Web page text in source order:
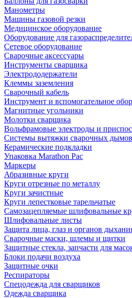
Манометры
Машины газовой резки
Медицинское оборудование
Оборудование для
Сетевое оборудование
Сварочные аксессуары
Инструменты сварщика
Электрододержатели
Клеммы заземления
Сварочный кабель
Инструмент и вспомогательное
Магнитные угольники
Молотки сварщика
Вольфрамовые электроды и
Системы вытяжки сварочных дымов
Керамические подкладки
Упаковка Marathon Pac
Маркеры
Абразивные круги
Круги отрезные по металлу
Круги зачистные
Круги лепестковые тарельчатые
Самозацепляемые шлифовальные
Шлифовальные листы
Защита лица, глаз и органов
Сварочные маски, шлемы и щитки
Защитные стекла, запчасти для
Блоки подачи воздуха
Защитные очки
Респираторы
Спецодежда для сварщиков
Одежда сварщика